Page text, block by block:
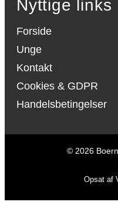
Nyttige links
Forside
Unge
Kontakt
Cookies & GDPR
Handelsbetingelser
© 2026
Opsat af